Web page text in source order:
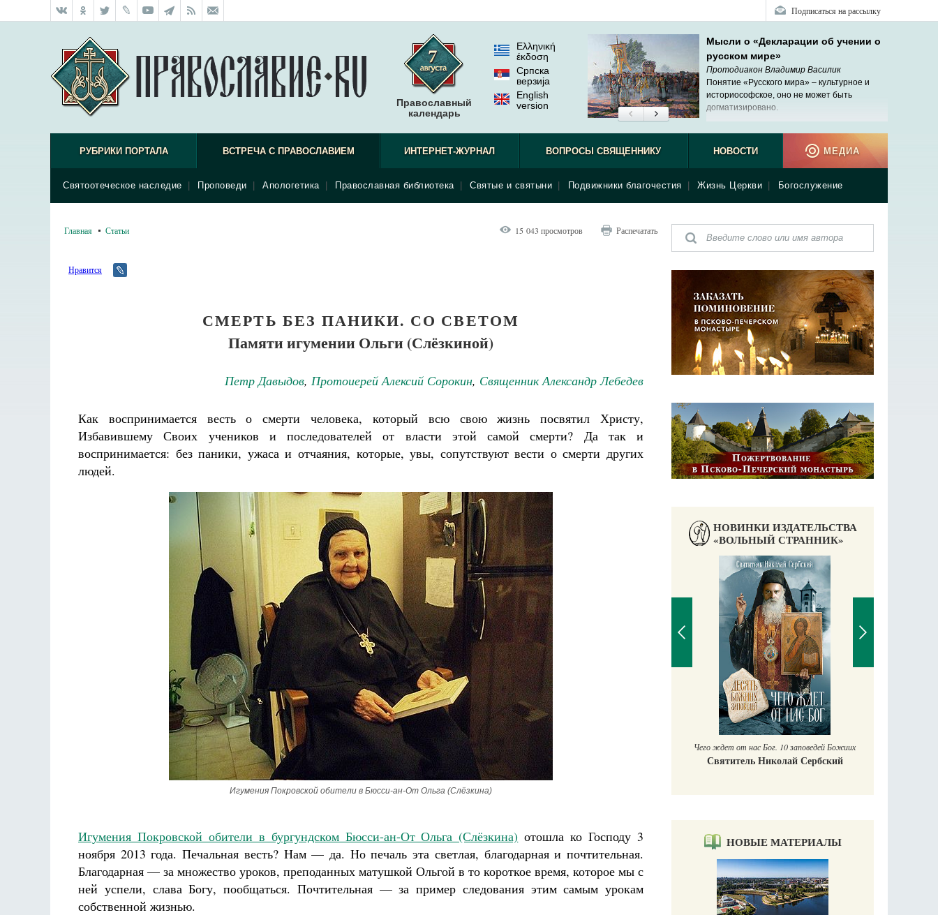
Подписаться на рассылку
Православный
календарь
Ελληνική
έκδοση
Српска
верзиjа
English
version
Мысли о «Декларации об учении о
русском мире»
Протодиакон Владимир Василик
Понятие «Русского мира» – культурное и
историософское, оно не может быть
догматизировано.
РУБРИКИ ПОРТАЛА ВСТРЕЧА С ПРАВОСЛАВИЕМ
Святоотеческое наследие Проповеди Апологетика Православная библиотека Святые и святыни Подвижники благочестия Жизнь Церкви Богослужение
ИНТЕРНЕТ-ЖУРНАЛ ВОПРОСЫ СВЯЩЕННИКУ НОВОСТИ МЕДИА
Главная Статьи 15 043 просмотров Распечатать
Нравится
СМЕРТЬ БЕЗ ПАНИКИ. СО СВЕТОМ
Памяти игумении Ольги (Слёзкиной)
Петр Давыдов, Протоиерей Алексий Сорокин, Священник Александр Лебедев
Как воспринимается весть о смерти человека, который всю свою жизнь посвятил Христу,
Избавившему Своих учеников и последователей от власти этой самой смерти? Да так и
воспринимается: без паники, ужаса и отчаяния, которые, увы, сопутствуют вести о смерти других
людей.
Игумения Покровской обители в Бюсси-ан-От Ольга (Слёзкина)
Игумения Покровской обители в бургундском Бюсси-ан-От Ольга (Слёзкина) отошла ко Господу 3
ноября 2013 года. Печальная весть? Нам — да. Но печаль эта светлая, благодарная и почтительная.
Благодарная — за множество уроков, преподанных матушкой Ольгой в то короткое время, которое мы с
ней успели, слава Богу, пообщаться. Почтительная — за пример следования этим самым урокам
собственной жизнью.
НОВИНКИ ИЗДАТЕЛЬСТВА
«ВОЛЬНЫЙ СТРАННИК»
Разлуки не будет
Фредерика де Грааф Как найти своё место в жизни
Кирилл Мурышев
Великомученик Георгий Победоносец. Научись у
Роман Котов Чего ждет от нас Бог. 10 заповедей Божиих
Святитель Николай Сербский
НОВЫЕ МАТЕРИАЛЫ